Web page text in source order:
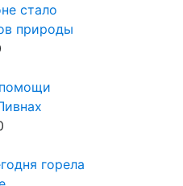
стало
природы
горела